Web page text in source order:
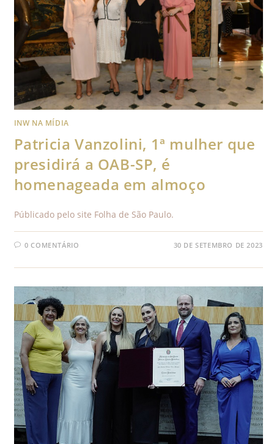
INW NA MÍDIA
Patricia Vanzolini, 1ª mulher que
presidirá a OAB-SP, é
homenageada em almoço
Públicado pelo site Folha de São Paulo.
0 COMENTÁRIO 30 DE SETEMBRO DE 2023